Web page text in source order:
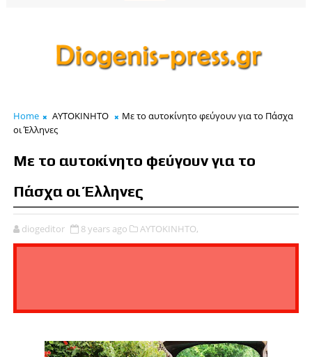
Home ΑΥΤΟΚΙΝΗΤΟ
Με το αυτοκίνητο φεύγουν για το Πάσχα
οι Έλληνες
Με το αυτοκίνητο φεύγουν για το
Πάσχα οι Έλληνες
diogeditor 8 years ago ΑΥΤΟΚΙΝΗΤΟ,